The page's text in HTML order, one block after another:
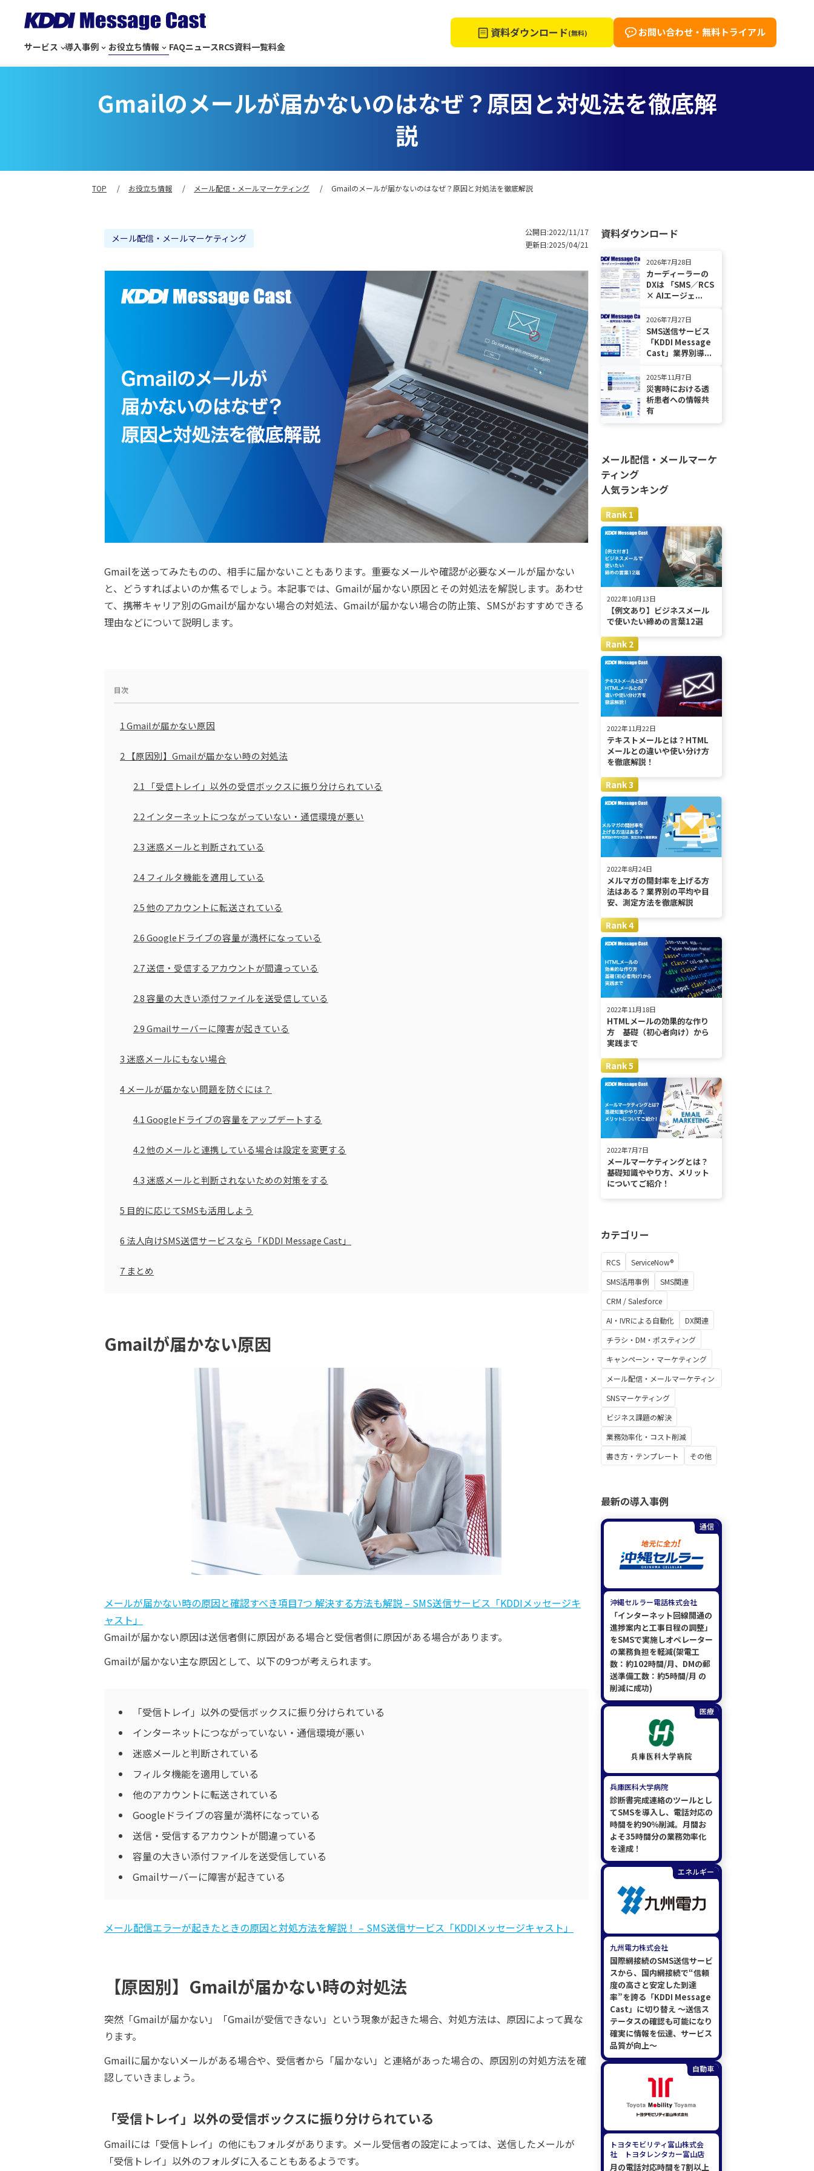
サービス 導入事例 お役立ち情報 FAQニュースRCS資料一覧料金
資料ダウンロード(無料) お問い合わせ・無料トライアル
Gmailのメールが届かないのはなぜ？原因と対処法を徹底解
説
TOP お役立ち情報 メール配信・メールマーケティング Gmailのメールが届かないのはなぜ？原因と対処法を徹底解説
メール配信・メールマーケティング
公開日:2022/11/17
更新日:2025/04/21
Gmailを送ってみたものの、相手に届かないこともあります。重要なメールや確認が必要なメールが届かない
と、どうすればよいのか焦るでしょう。本記事では、Gmailが届かない原因とその対処法を解説します。あわせ
て、携帯キャリア別のGmailが届かない場合の対処法、Gmailが届かない場合の防止策、SMSがおすすめできる
理由などについて説明します。
目次
1 Gmailが届かない原因
2 【原因別】Gmailが届かない時の対処法
2.1 「受信トレイ」以外の受信ボックスに振り分けられている
2.2 インターネットにつながっていない・通信環境が悪い
2.3 迷惑メールと判断されている
2.4フィルタ機能を適用している
2.5他のアカウントに転送されている
2.6Googleドライブの容量が満杯になっている
2.7送信・受信するアカウントが間違っている
2.8容量の大きい添付ファイルを送受信している
2.9Gmailサーバーに障害が起きている
3 迷惑メールにもない場合
4 メールが届かない問題を防ぐには？
4.1 Googleドライブの容量をアップデートする
4.2他のメールと連携している場合は設定を変更する
4.3 迷惑メールと判断されないための対策をする
5 目的に応じてSMSも活用しよう
6 法人向けSMS送信サービスなら「KDDI Message Cast」
7 まとめ
Gmailが届かない原因
メールが届かない時の原因と確認すべき項目7つ 解決する方法も解説 – SMS送信サービス「KDDIメッセージキ
ャスト」
Gmailが届かない原因は送信者側に原因がある場合と受信者側に原因がある場合があります。
Gmailが届かない主な原因として、以下の9つが考えられます。
「受信トレイ」以外の受信ボックスに振り分けられている
インターネットにつながっていない・通信環境が悪い
迷惑メールと判断されている
フィルタ機能を適用している
他のアカウントに転送されている
Googleドライブの容量が満杯になっている
送信・受信するアカウントが間違っている
容量の大きい添付ファイルを送受信している
Gmailサーバーに障害が起きている
メール配信エラーが起きたときの原因と対処方法を解説！ – SMS送信サービス「KDDIメッセージキャスト」
【原因別】Gmailが届かない時の対処法
突然「Gmailが届かない」「Gmailが受信できない」という現象が起きた場合、対処方法は、原因によって異な
ります。
Gmailに届かないメールがある場合や、受信者から「届かない」と連絡があった場合の、原因別の対処方法を確
認していきましょう。
「受信トレイ」以外の受信ボックスに振り分けられている
Gmailには「受信トレイ」の他にもフォルダがあります。メール受信者の設定によっては、送信したメールが
「受信トレイ」以外のフォルダに入ることもあるようです。
資料ダウンロード
2026年7月28日
カーディーラーの
DXは 「SMS／RCS
× AIエージェ...
2026年7月27日
SMS送信サービス
「KDDI Message
Cast」業界別導...
2025年11月7日
災害時における透
析患者への情報共
有
メール配信・メールマーケ
ティング
人気ランキング
2022年10月13日
【例文あり】ビジネスメール
で使いたい締めの言葉12選
2022年11月22日
テキストメールとは？HTML
メールとの違いや使い分け方
を徹底解説！
2022年8月24日
メルマガの開封率を上げる方
法はある？業界別の平均や目
安、測定方法を徹底解説
2022年11月18日
HTMLメールの効果的な作り
方 基礎（初心者向け）から
実践まで
2022年7月7日
メールマーケティングとは？
基礎知識ややり方、メリット
についてご紹介！
カテゴリー
RCS
ServiceNow®
SMS活用事例
SMS関連
CRM / Salesforce
AI・IVRによる自動化
DX関連
チラシ・DM・ポスティング
キャンペーン・マーケティング
メール配信・メールマーケティン
グ
SNSマーケティング
ビジネス課題の解決
業務効率化・コスト削減
書き方・テンプレート
その他
最新の導入事例
通信
沖縄セルラー電話株式会社
「インターネット回線開通の
進捗案内と工事日程の調整」
をSMSで実施しオペレーター
の業務負担を軽減(架電工
数：約102時間/月、DMの郵
送準備工数：約5時間/月 の
削減に成功)
医療
兵庫医科大学病院
診断書完成連絡のツールとし
てSMSを導入し、電話対応の
時間を約90％削減。月間お
よそ35時間分の業務効率化
を達成！
エネルギー
九州電力株式会社
国際網接続のSMS送信サービ
スから、国内網接続で“信頼
度の高さと安定した到達
率”を誇る「KDDI Message
Cast」に切り替え ～送信ス
テータスの確認も可能になり
確実に情報を伝達、サービス
品質が向上～
自動車
トヨタモビリティ富山株式会
社 トヨタレンタカー富山店
月の電話対応時間を7割以上